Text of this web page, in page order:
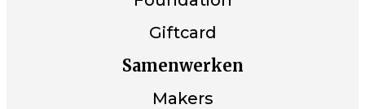
Giftcard
Samenwerken
Makers